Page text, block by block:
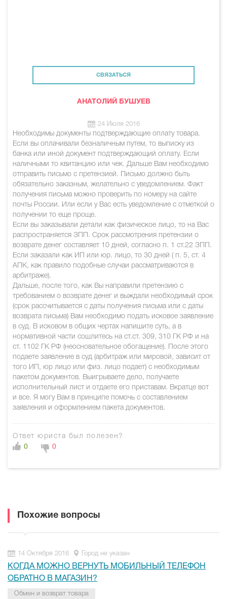
СВЯЗАТЬСЯ
АНАТОЛИЙ БУШУЕВ
24 Июля 2016
Необходимы документы подтверждающие оплату товара.
Если вы оплачивали безналичным путем, то выписку из
банка или иной документ подтверждающий оплату. Если
наличными то квитанцию или чек. Дальше Вам необходимо
отправить письмо с претензией. Письмо должно быть
обязательно заказным, желательно с уведомлением. Факт
получения письма можно проверить по номеру на сайте
почты России. Или если у Вас есть уведомление с отметкой о
получении то еще проще.
Если вы заказывали детали как физическое лицо, то на Вас
распространяется ЗПП. Срок рассмотрения претензии о
возврате денег составляет 10 дней, согласно п. 1 ст.22 ЗПП.
Если заказали как ИП или юр. лицо, то 30 дней ( п. 5, ст. 4
АПК, как правило подобные случаи рассматриваются в
арбитраже).
Дальше, после того, как Вы направили претензию с
требованием о возврате денег и выждали необходимый срок
(срок рассчитывается с даты получения письма или с даты
возврата письма) Вам необходимо подать исковое заявление
в суд. В исковом в общих чертах напишите суть, а в
нормативной части сошлитесь на ст.ст. 309, 310 ГК РФ и на
ст. 1102 ГК РФ (неосновательное обогащение). После этого
подаете заявление в суд (арбитраж или мировой, зависит от
того ИП, юр лицо или физ. лицо подает) с необходимым
пакетом документов. Выигрываете дело, получаете
исполнительный лист и отдаете его приставам. Вкратце вот
и все. Я могу Вам в принципе помочь с составлением
заявления и оформлением пакета документов.
Ответ юриста был полезен?
0
0
Похожие вопросы
14 Октября 2016 Город не указан
КОГДА МОЖНО ВЕРНУТЬ МОБИЛЬНЫЙ ТЕЛЕФОН
ОБРАТНО В МАГАЗИН?
Обмен и возврат товара